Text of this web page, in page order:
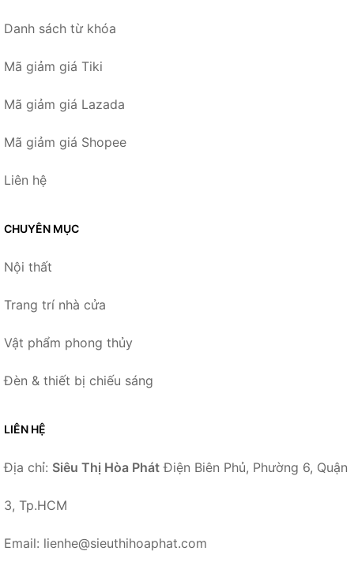
Danh sách từ khóa
Mã giảm giá Tiki
Mã giảm giá Lazada
Mã giảm giá Shopee
Liên hệ
CHUYÊN MỤC
Nội thất
Trang trí nhà cửa
Vật phẩm phong thủy
Đèn & thiết bị chiếu sáng
LIÊN HỆ
Địa chỉ: Siêu Thị Hòa Phát Điện Biên Phủ, Phường 6, Quận
3, Tp.HCM
Email: lienhe@sieuthihoaphat.com